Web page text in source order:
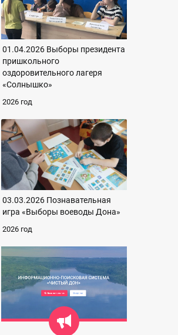
01.04.2026 Выборы президента
пришкольного
оздоровительного лагеря
«Солнышко»
2026 год
03.03.2026 Познавательная
игра «Выборы воеводы Дона»
2026 год